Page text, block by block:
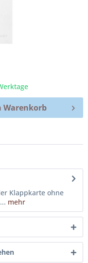
Warenkorb
Klappkarte ohne
mehr